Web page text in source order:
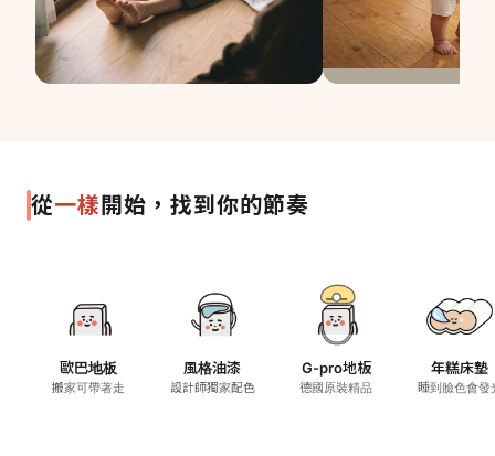
我想看看 →
從一樣 開始，找到你的節奏
歐巴地板
搬家可帶著走
風格油漆
設計師獨家配色
G-pro地板
德國原裝精品
年糕床墊
睡到臉色會發